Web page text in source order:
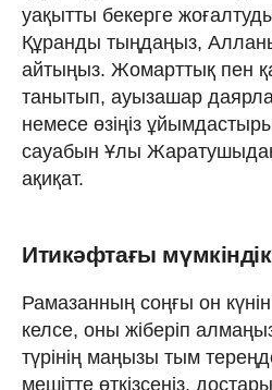
уақытты бекерге
Құранды тыңдаңыз, Алланы
айтыңыз. Жомарттық пен
танытып, ауызашар
немесе өзіңіз
сауабын Ұлы
ақиқат.
Итикәфтағы
Рамазанның соңғы он күнін
келсе, оны жіберіп
түрінің маңызы тым
мешітте өткізсеңіз,